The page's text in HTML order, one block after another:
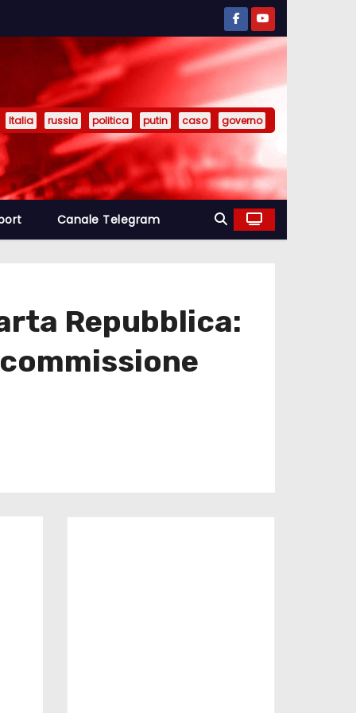
Italia russia politica putin caso governo
Canale Telegram
Repubblica: